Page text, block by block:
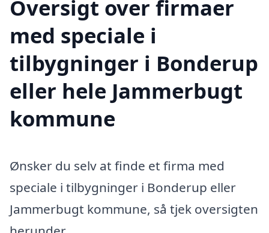
Oversigt over firmaer
med speciale i
tilbygninger i Bonderup
eller hele Jammerbugt
kommune
Ønsker du selv at finde et firma med
speciale i tilbygninger i Bonderup eller
Jammerbugt kommune, så tjek oversigten